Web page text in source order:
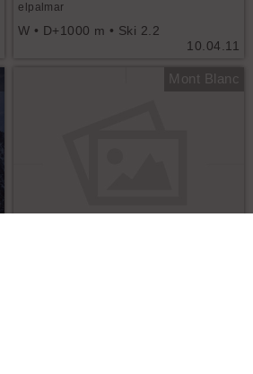
10.04.11
elpalmar
W • D+1000 m • Ski 2.2
Mont Blanc